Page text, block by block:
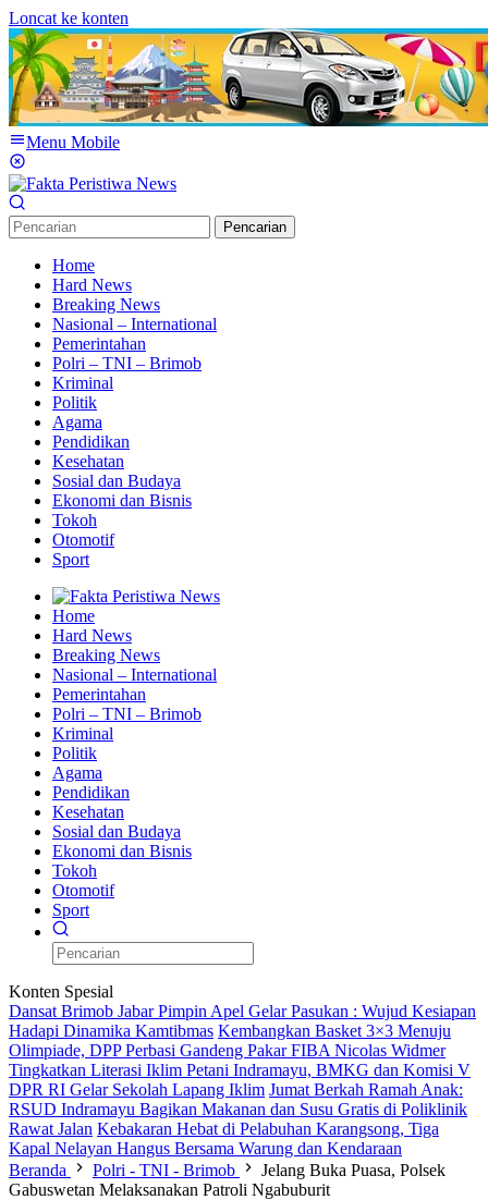
Loncat ke konten
Menu Mobile
Pencarian
Home
Hard News
Breaking News
Nasional – International
Pemerintahan
Polri – TNI – Brimob
Kriminal
Politik
Agama
Pendidikan
Kesehatan
Sosial dan Budaya
Ekonomi dan Bisnis
Tokoh
Otomotif
Sport
Home
Hard News
Breaking News
Nasional – International
Pemerintahan
Polri – TNI – Brimob
Kriminal
Politik
Agama
Pendidikan
Kesehatan
Sosial dan Budaya
Ekonomi dan Bisnis
Tokoh
Otomotif
Sport
Konten Spesial
Dansat Brimob Jabar Pimpin Apel Gelar Pasukan : Wujud Kesiapan
Hadapi Dinamika Kamtibmas Kembangkan Basket 3×3 Menuju
Olimpiade, DPP Perbasi Gandeng Pakar FIBA Nicolas Widmer
Tingkatkan Literasi Iklim Petani Indramayu, BMKG dan Komisi V
DPR RI Gelar Sekolah Lapang Iklim Jumat Berkah Ramah Anak:
RSUD Indramayu Bagikan Makanan dan Susu Gratis di Poliklinik
Rawat Jalan Kebakaran Hebat di Pelabuhan Karangsong, Tiga
Kapal Nelayan Hangus Bersama Warung dan Kendaraan
Beranda
Polri - TNI - Brimob
Jelang Buka Puasa, Polsek
Gabuswetan Melaksanakan Patroli Ngabuburit